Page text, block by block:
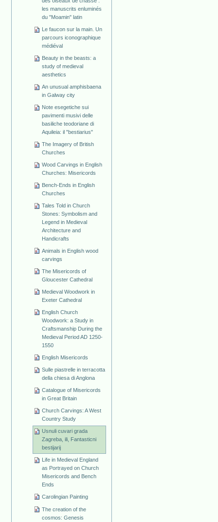
les manuscrits enluminés
du "Moamin" latin
Le faucon sur la main. Un
parcours iconographique
médiéval
Beauty in the beasts: a
study of medieval
aesthetics
An unusual amphisbaena
in Galway city
Note esegetiche sui
pavimenti musivi delle
basiliche teodoriane di
Aquileia: il "bestiarius"
The Imagery of British
Churches
Wood Carvings in English
Churches: Misericords
Bench-Ends in English
Churches
Tales Told in Church
Stones: Symbolism and
Legend in Medieval
Architecture and
Handicrafts
Animals in English wood
carvings
The Misericords of
Gloucester Cathedral
Medieval Woodwork in
Exeter Cathedral
English Church
Woodwork: a Study in
Craftsmanship During the
Medieval Period AD 1250-
1550
English Misericords
Sulle piastrelle in terracotta
della chiesa di Anglona
Catalogue of Misericords
in Great Britain
Church Carvings: A West
Country Study
Usnuli cuvari grada
Zagreba, ili, Fantasticni
bestijarij
Life in Medieval England
as Portrayed on Church
Misericords and Bench
Ends
Carolingian Painting
The creation of the
cosmos: Genesis